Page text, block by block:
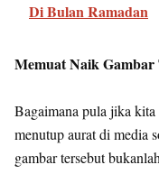
Di Bulan Ramadan
Memuat Naik
Bagaimana pula jika
menutup aurat di media
gambar tersebut